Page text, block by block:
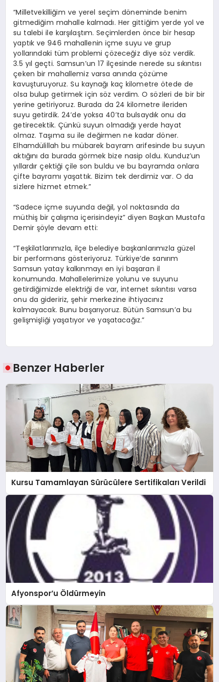
“Milletvekilliğim ve yerel seçim döneminde benim
gitmediğim mahalle kalmadı. Her gittiğim yerde yol ve
su talebi ile karşılaştım. Seçimlerden önce bir hesap
yaptık ve 946 mahallenin içme suyu ve grup
yollarındaki tüm problemi çözeceğiz diye söz verdik.
3.5 yıl geçti. Samsun’un 17 ilçesinde nerede su sıkıntısı
çeken bir mahallemiz varsa anında çözüme
kavuşturuyoruz. Su kaynağı kaç kilometre ötede de
olsa bulup getirmek için söz verdim. O sözleri de bir bir
yerine getiriyoruz. Burada da 24 kilometre ileriden
suyu getirdik. 24’de yoksa 40’ta bulsaydık onu da
getirecektik. Çünkü suyun olmadığı yerde hayat
olmaz. Taşıma su ile değirmen ne kadar döner.
Elhamdülillah bu mübarek bayram arifesinde bu suyun
aktığını da burada görmek bize nasip oldu. Kunduz’un
yıllardır çektiği çile son buldu ve bu bayramda onlara
çifte bayramı yaşattık. Bizim tek derdimiz var. O da
sizlere hizmet etmek.”
“Sadece içme suyunda değil, yol noktasında da
müthiş bir çalışma içerisindeyiz” diyen Başkan Mustafa
Demir şöyle devam etti:
“Teşkilatlarımızla, ilçe belediye başkanlarımızla güzel
bir performans gösteriyoruz. Türkiye’de sanırım
Samsun yatay kalkınmayı en iyi başaran il
konumunda. Mahallelerimize yolunu ve suyunu
getirdiğimizde elektriği de var, internet sıkıntısı varsa
onu da gideririz, şehir merkezine ihtiyacınız
kalmayacak. Bunu başarıyoruz. Bütün Samsun’a bu
gelişmişliği yaşatıyor ve yaşatacağız.”
Benzer Haberler
Kursu Tamamlayan Sürücülere Sertifikaları Verildi
Afyonspor’u Öldürmeyin